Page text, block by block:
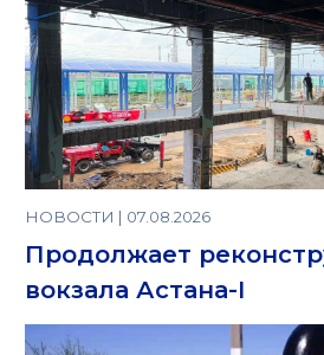
НОВОСТИ | 07.08.2026
Продолжает
вокзала Астана-I